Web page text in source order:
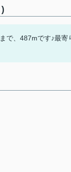
で、487mです♪最